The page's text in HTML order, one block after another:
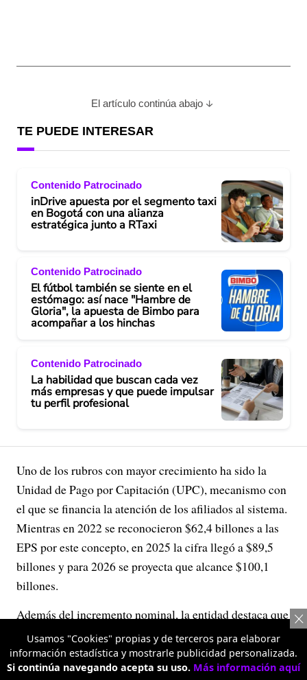
El artículo continúa abajo
TE PUEDE INTERESAR
Contenido Patrocinado
inDrive apuesta por el segmento taxi
en Bogotá con una alianza
estratégica junto a RTaxi
Contenido Patrocinado
El fútbol también se siente en el
estómago: así nace "Hambre de
Gloria", la apuesta de Bimbo para
acompañar a los hinchas
Contenido Patrocinado
La habilidad que buscan cada vez
más empresas y que puede impulsar
tu perfil profesional
Uno de los rubros con mayor crecimiento ha sido la
Unidad de Pago por Capitación (UPC), mecanismo con
el que se financia la atención de los afiliados al sistema.
Mientras en 2022 se reconocieron $62,4 billones a las
EPS por este concepto, en 2025 la cifra llegó a $89,5
billones y para 2026 se proyecta que alcance $100,1
billones.
Además del incremento nominal, la entidad destaca que
los aumentos de la UPC han estado por encima de la
inflación durante los últimos años, lo que representa
mayores recursos reales para la atención en salud.
Usamos "Cookies" propias y de terceros para elaborar
información estadística y mostrarle publicidad personalizada.
Si continúa navegando acepta su uso. Más información aquí